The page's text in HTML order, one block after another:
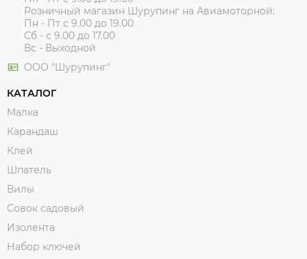
Розничный магазин Шурупинг на Авиамоторной:
Пн - Пт с 9.00 до 19.00
Сб - с 9.00 до 17.00
Вс - Выходной
ООО "Шурупинг"
КАТАЛОГ
Малка
Карандаш
Клей
Шпатель
Вилы
Совок садовый
Изолента
Набор ключей